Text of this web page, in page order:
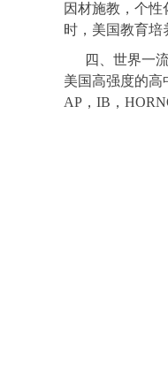
因材施教，个
时，美国教育培
四、世界一
美国高强度的高
AP，IB，